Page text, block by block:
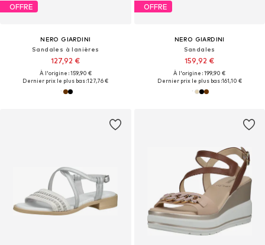
OFFRE
NERO GIARDINI
Sandales à lanières
127,92 €
À l'origine : 159,90 €
Dernier prix le plus bas :127,76 €
OFFRE
NERO GIARDINI
Sandales
159,92 €
À l'origine : 199,90 €
Dernier prix le plus bas :161,10 €